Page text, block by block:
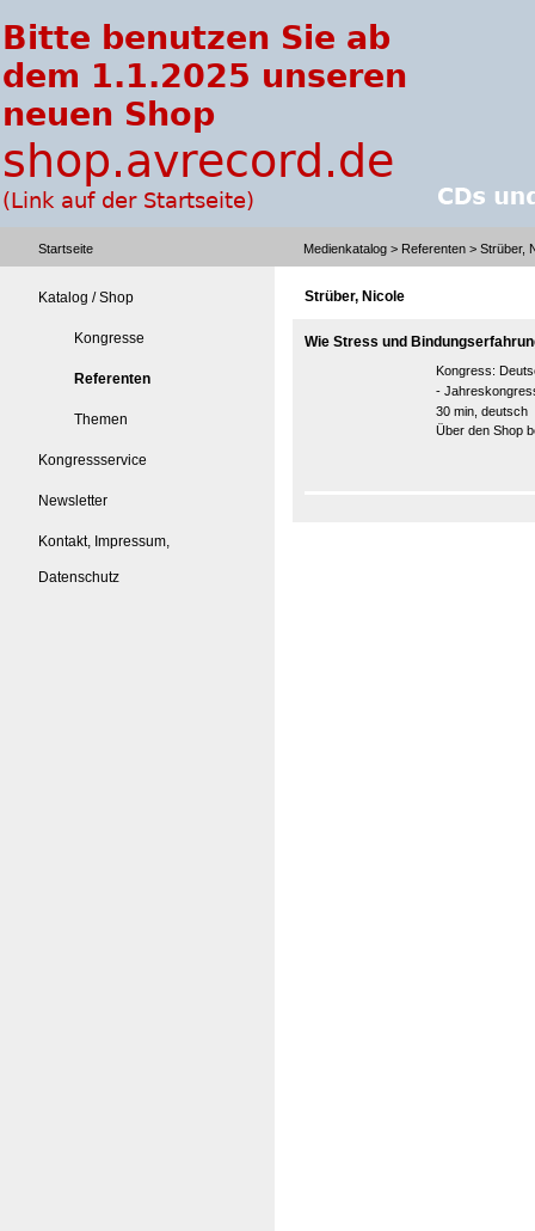
Startseite Medienkatalog > Referenten > Strüber,
Katalog / Shop
Kongresse
Referenten
Themen
Kongressservice
Newsletter
Kontakt, Impressum,
Datenschutz
Strüber, Nicole
Wie Stress und
Kongress:
-
30 min, deutsch
Über den Shop